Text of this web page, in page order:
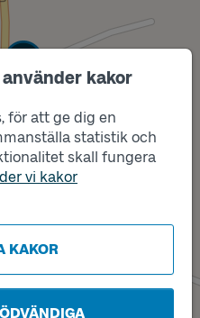
kakor
för att ge dig en
statistik och
skall fungera
vi kakor
KAKOR
Läge